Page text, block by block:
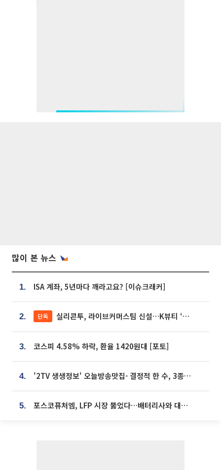
많이 본 뉴스
1. ISA 계좌, 5년마다 깨라고요? [이슈크래커]
2. 단독 실리콘투, 라이브커머스팀 신설…K뷰티 ‘글로벌 판매망’ 확대[K뷰티 라방戰]
3. 코스피 4.58% 하락, 환율 1420원대 [포토]
4. '2TV 생생정보' 오늘방송맛집- 결정적 한 수, 3종 메밀면! 메밀 소바 맛집 '의○○○○'
5. 포스코퓨처엠, LFP 시장 뚫었다…배터리사와 대규모 장기 공급 합의